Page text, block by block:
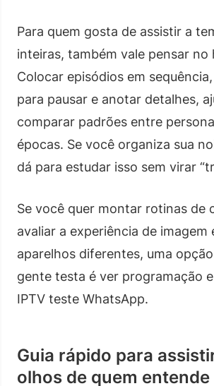
Para quem gosta de assistir a
inteiras, também vale pensar no
Colocar episódios em
para pausar e anotar detalhes,
comparar padrões entre
épocas. Se você organiza sua
dá para estudar isso sem virar
Se você quer montar rotinas de
avaliar a experiência de imagem
aparelhos diferentes, uma
gente testa é ver programação
IPTV teste WhatsApp.
Guia rápido para
olhos de quem entende